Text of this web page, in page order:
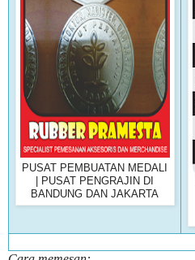
PUSAT PEMBUATAN MEDALI
| PUSAT PENGRAJIN DI
BANDUNG DAN JAKARTA